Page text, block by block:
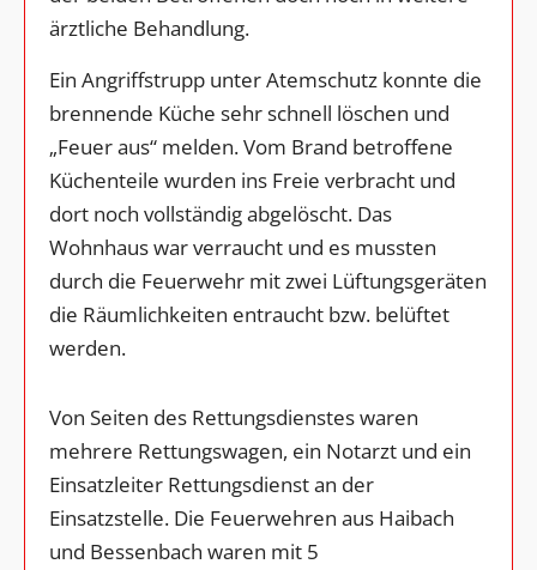
ärztliche Behandlung.
Ein Angriffstrupp unter Atemschutz konnte die
brennende Küche sehr schnell löschen und
„Feuer aus“ melden. Vom Brand betroffene
Küchenteile wurden ins Freie verbracht und
dort noch vollständig abgelöscht. Das
Wohnhaus war verraucht und es mussten
durch die Feuerwehr mit zwei Lüftungsgeräten
die Räumlichkeiten entraucht bzw. belüftet
werden.
Von Seiten des Rettungsdienstes waren
mehrere Rettungswagen, ein Notarzt und ein
Einsatzleiter Rettungsdienst an der
Einsatzstelle. Die Feuerwehren aus Haibach
und Bessenbach waren mit 5